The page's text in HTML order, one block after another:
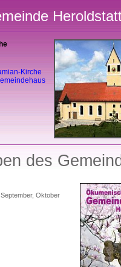
Kirche
des
Oktober